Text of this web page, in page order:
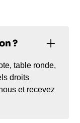
?
table ronde,
droits
et recevez